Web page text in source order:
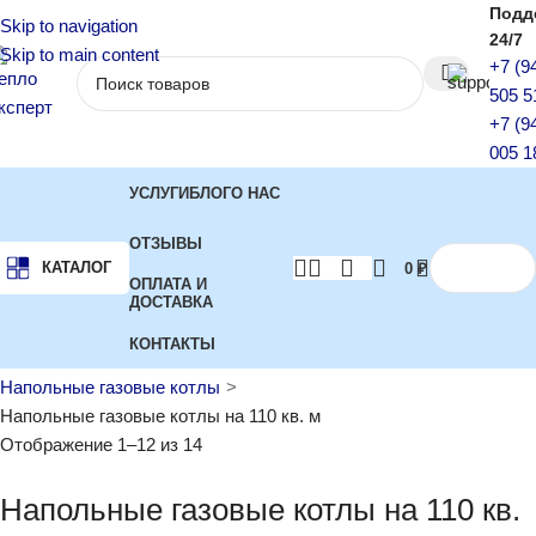
Skip to navigation
Skip to main content
24/7
+7
505
+7
005
КАТАЛОГ
УСЛУГИБЛОГО НАС
ОТЗЫВЫ
ОПЛАТА И
ДОСТАВКА
КОНТАКТЫ
0 ₽
Напольные газовые котлы
Напольные газовые котлы на 110 кв. м
Отображение 1–12 из 14
Напольные газовые котлы на 110 кв.